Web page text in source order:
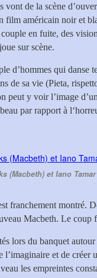
vont de la scène
film américain noir et
en fuite, des
sur scène.
d’hommes qui danse
de sa vie (Pieta,
peut y voir l’image
par rapport à
(Macbeth) et Iano
franchement montré.
Macbeth. Le coup
lors du banquet
l’imaginaire et de créer
les empreintes